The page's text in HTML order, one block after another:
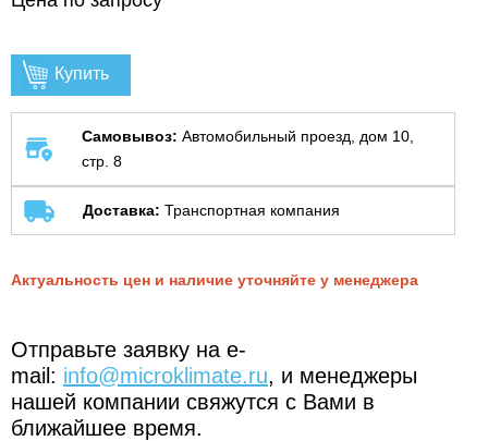
Купить
Самовывоз: Автомобильный проезд, дом 10,
стр. 8
Доставка: Транспортная компания
Актуальность цен и наличие уточняйте у менеджера
Отправьте заявку на e-
mail: info@microklimate.ru, и менеджеры
нашей компании свяжутся с Вами в
ближайшее время.